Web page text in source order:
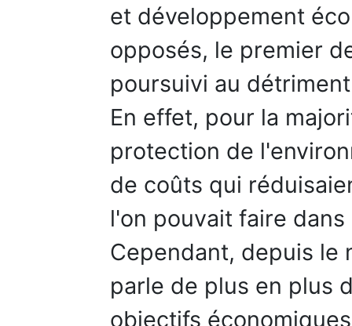
et développement
opposés, le premier
poursuivi au
En effet, pour la
protection de
de coûts qui
l'on pouvait faire
Cependant, depuis le
parle de plus en plus
objectifs